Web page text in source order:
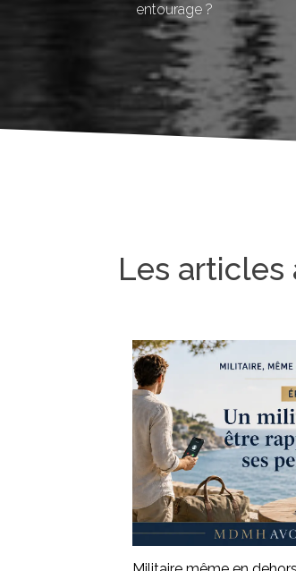
entourage ?
Les